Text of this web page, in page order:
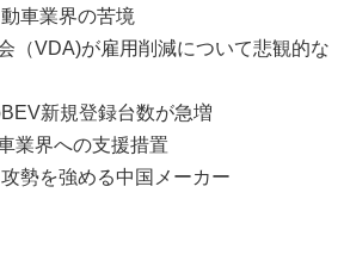
車業界の苦境
（VDA)が雇用削減について悲観的な
新規登録台数が急増
業界への支援措置
勢を強める中国メーカー